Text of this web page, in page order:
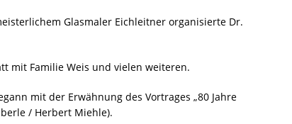
Glasmaler Eichleitner organisierte Dr.
mit Familie Weis und vielen weiteren.
mit der Erwähnung des Vortrages „80 Jahre
/ Herbert Miehle).